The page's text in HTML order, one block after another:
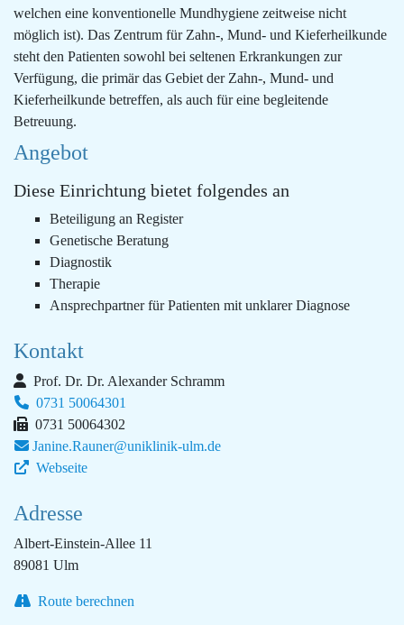
welchen eine konventionelle Mundhygiene zeitweise nicht
möglich ist). Das Zentrum für Zahn-, Mund- und Kieferheilkunde
steht den Patienten sowohl bei seltenen Erkrankungen zur
Verfügung, die primär das Gebiet der Zahn-, Mund- und
Kieferheilkunde betreffen, als auch für eine begleitende
Betreuung.
Angebot
Diese Einrichtung bietet folgendes an
Beteiligung an Register
Genetische Beratung
Diagnostik
Therapie
Ansprechpartner für Patienten mit unklarer Diagnose
Kontakt
Prof. Dr. Dr. Alexander Schramm
0731 50064301
0731 50064302
Janine.Rauner@uniklinik-ulm.de
Webseite
Adresse
Albert-Einstein-Allee 11
89081 Ulm
Route berechnen